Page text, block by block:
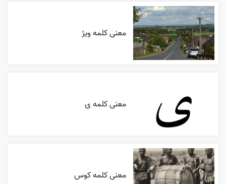
معنی کلمه ویژ
معنی کلمه ی
معنی کلمه کوس